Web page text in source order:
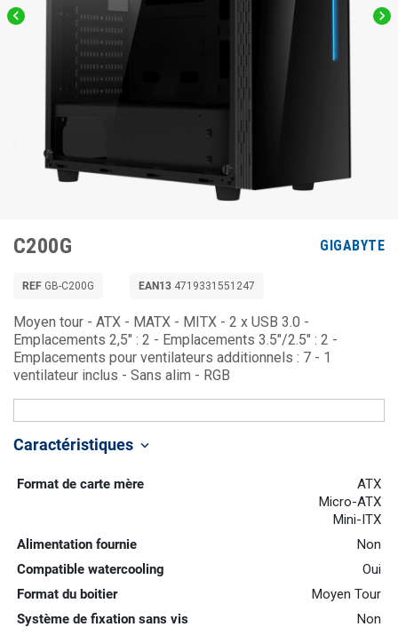
 
C200G GIGABYTE
REF GB-C200G EAN13 4719331551247
Moyen tour - ATX - MATX - MITX - 2 x USB 3.0 -
Emplacements 2,5" : 2 - Emplacements 3.5"/2.5" : 2 -
Emplacements pour ventilateurs additionnels : 7 - 1
ventilateur inclus - Sans alim - RGB
Caractéristiques keyboard_arrow_down
Format de carte mère
ATX
Micro-ATX
Mini-ITX
Alimentation fournie
Non
Compatible watercooling
Oui
Format du boitier
Moyen Tour
Système de fixation sans vis
Non